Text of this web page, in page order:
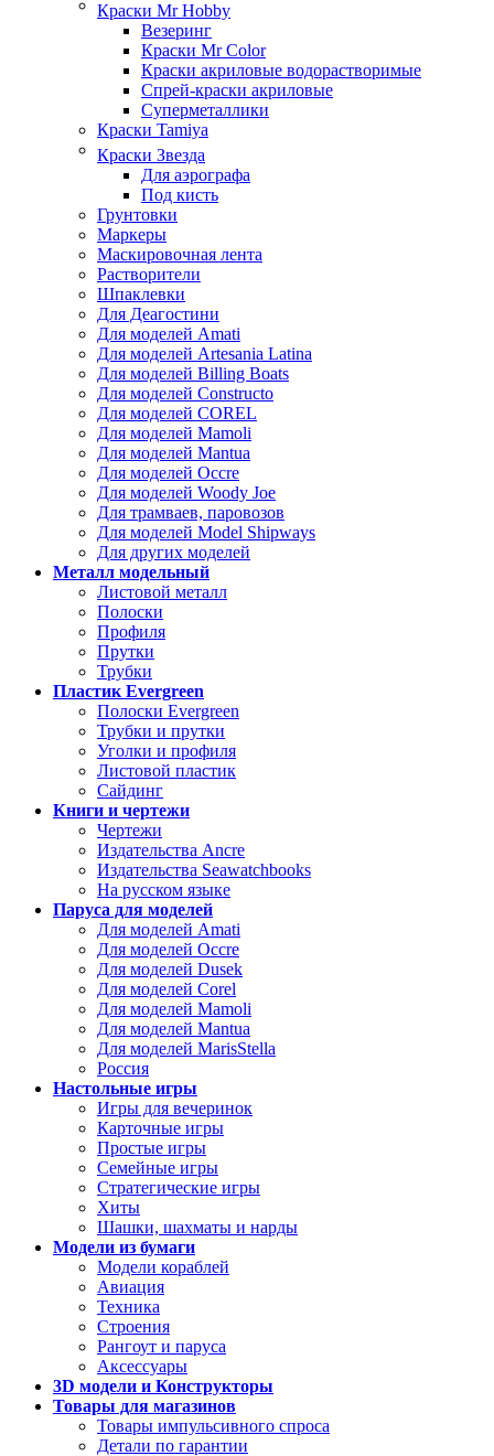
Краски Mr Hobby
Везеринг
Краски Mr Color
Краски акриловые водорастворимые
Спрей-краски акриловые
Суперметаллики
Краски Tamiya
Краски Звезда
Для аэрографа
Под кисть
Грунтовки
Маркеры
Маскировочная лента
Растворители
Шпаклевки
Для Деагостини
Для моделей Amati
Для моделей Artesania Latina
Для моделей Billing Boats
Для моделей Constructo
Для моделей COREL
Для моделей Mamoli
Для моделей Mantua
Для моделей Occre
Для моделей Woody Joe
Для трамваев, паровозов
Для моделей Model Shipways
Для других моделей
Металл модельный
Листовой металл
Полоски
Профиля
Прутки
Трубки
Пластик Evergreen
Полоски Evergreen
Трубки и прутки
Уголки и профиля
Листовой пластик
Сайдинг
Книги и чертежи
Чертежи
Издательства Ancre
Издательства Seawatchbooks
На русском языке
Паруса для моделей
Для моделей Amati
Для моделей Occre
Для моделей Dusek
Для моделей Corel
Для моделей Mamoli
Для моделей Mantua
Для моделей MarisStella
Россия
Настольные игры
Игры для вечеринок
Карточные игры
Простые игры
Семейные игры
Стратегические игры
Хиты
Шашки, шахматы и нарды
Модели из бумаги
Модели кораблей
Авиация
Техника
Строения
Рангоут и паруса
Аксессуары
3D модели и Конструкторы
Товары для магазинов
Товары импульсивного спроса
Детали по гарантии